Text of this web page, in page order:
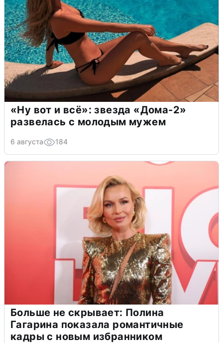
«Ну вот и всё»: звезда «Дома-2»
развелась с молодым мужем
6 августа 184
Больше не скрывает: Полина
Гагарина показала романтичные
кадры с новым избранником